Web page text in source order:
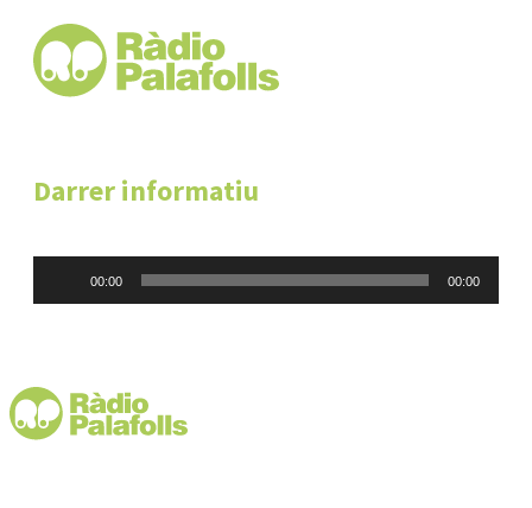
Darrer informatiu
00:00 00:00